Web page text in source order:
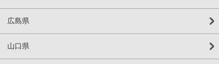
広島県
山口県